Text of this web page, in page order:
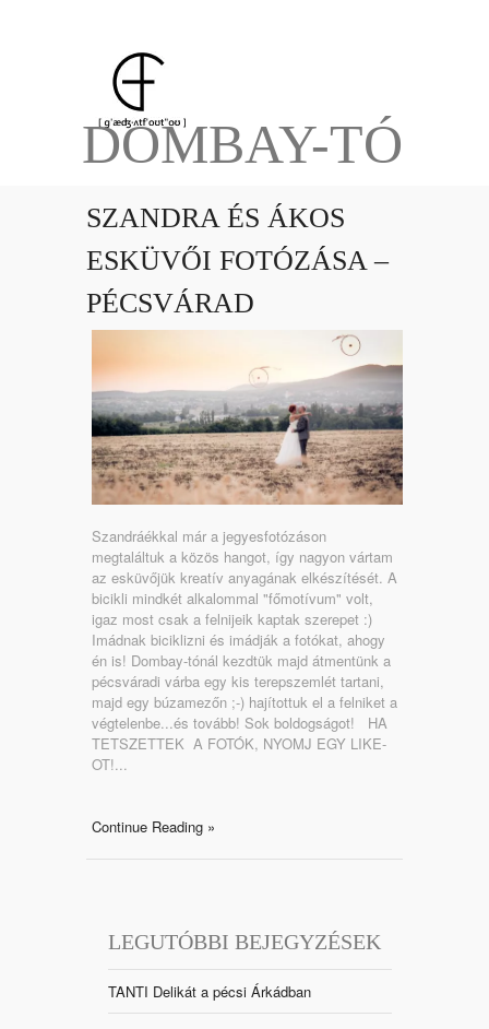
DOMBAY-TÓ
SZANDRA ÉS ÁKOS
ESKÜVŐI FOTÓZÁSA –
PÉCSVÁRAD
Szandráékkal már a jegyesfotózáson
megtaláltuk a közös hangot, így nagyon vártam
az esküvőjük kreatív anyagának elkészítését. A
bicikli mindkét alkalommal "főmotívum" volt,
igaz most csak a felnijeik kaptak szerepet :)
Imádnak biciklizni és imádják a fotókat, ahogy
én is! Dombay-tónál kezdtük majd átmentünk a
pécsváradi várba egy kis terepszemlét tartani,
majd egy búzamezőn ;-) hajítottuk el a felniket a
végtelenbe...és tovább! Sok boldogságot! HA
TETSZETTEK A FOTÓK, NYOMJ EGY LIKE-
OT!...
Continue Reading »
LEGUTÓBBI BEJEGYZÉSEK
TANTI Delikát a pécsi Árkádban